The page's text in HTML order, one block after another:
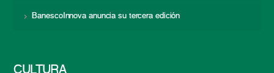
BanescoInnova anuncia su tercera edición